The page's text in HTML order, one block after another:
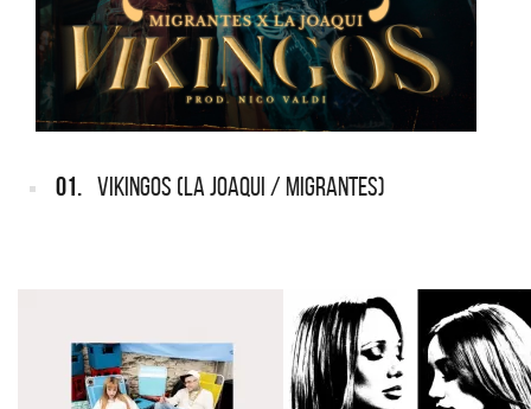
01. VIKINGOS (LA JOAQUI / MIGRANTES)